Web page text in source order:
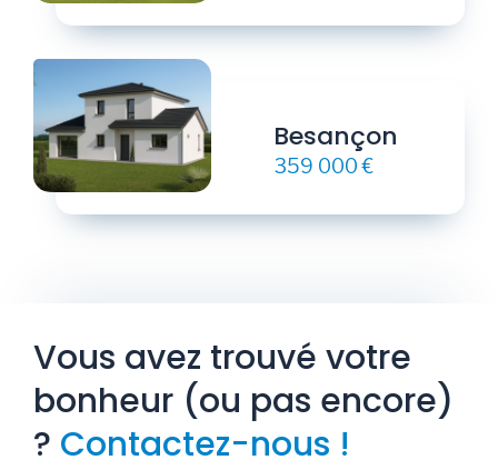
Besançon
359 000 €
Vous avez trouvé votre
bonheur (ou pas encore)
? Contactez-nous !